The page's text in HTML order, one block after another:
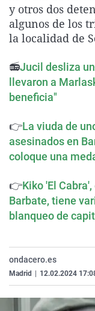
y otros dos
algunos de los
la localidad de
📻Jucil desliza
llevaron a
beneficia"
👉La viuda de
asesinados en
coloque una
👉Kiko 'El
Barbate, tiene
blanqueo de
ondacero.es
Madrid 12.02.2024